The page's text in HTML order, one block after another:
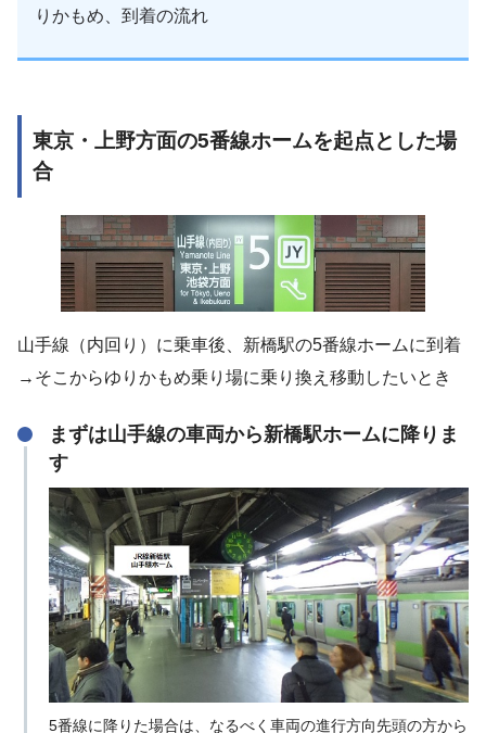
りかもめ、到着の流れ
東京・上野方面の5番線ホームを起点とした場
合
山手線（内回り）に乗車後、新橋駅の5番線ホームに到着
→そこからゆりかもめ乗り場に乗り換え移動したいとき
まずは山手線の車両から新橋駅ホームに降りま
す
5番線に降りた場合は、なるべく車両の進行方向先頭の方から